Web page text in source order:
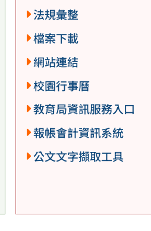
法規彙整
檔案下載
網站連結
校園行事曆
教育局資訊服務入口
報帳會計資訊系統
公文文字擷取工具